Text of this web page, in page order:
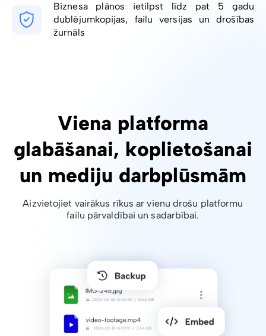
Biznesa plānos ietilpst līdz pat 5 gadu
dublējumkopijas, failu versijas un drošības
žurnāls
Viena platforma
glabāšanai, koplietošanai
un mediju darbplūsmām
Aizvietojiet vairākus rīkus ar vienu drošu platformu
failu pārvaldībai un sadarbībai.